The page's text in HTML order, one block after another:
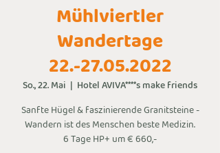
Mühlviertler
Wandertage
22.-27.05.2022
So., 22. Mai
  |
Hotel AVIVA****s make friends
Sanfte Hügel & faszinierende Granitsteine -
Wandern ist des Menschen beste Medizin.
6 Tage HP+ um € 660,-